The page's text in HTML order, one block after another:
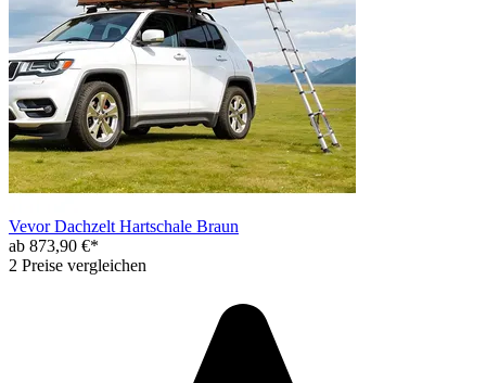
Vevor Dachzelt Hartschale Braun
ab 873,90 €*
2 Preise vergleichen